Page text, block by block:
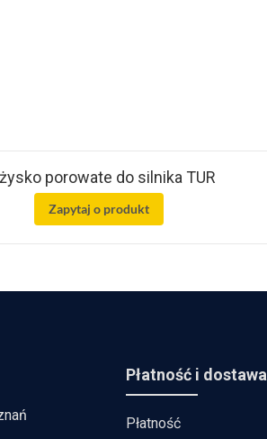
porowate do silnika TUR
Zapytaj o produkt
Płatność i dostawa
Płatność